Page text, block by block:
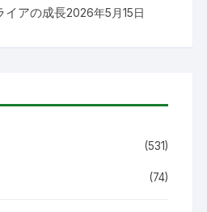
イアの成長2026年5月15日
(531)
(74)